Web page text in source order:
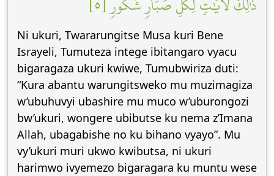
Ni ukuri, Twararungitse Musa kuri Bene
Israyeli, Tumuteza intege ibitangaro vyacu
bigaragaza ukuri kwiwe, Tumubwiriza duti:
“Kura abantu warungitsweko mu muzimagiza
w’ubuhuvyi ubashire mu muco w’uburongozi
bw’ukuri, wongere ubibutse ku nema z’Imana
Allah, ubagabishe no ku bihano vyayo”. Mu
vy’ukuri muri ukwo kwibutsa, ni ukuri
harimwo ivyemezo bigaragara ku muntu wese